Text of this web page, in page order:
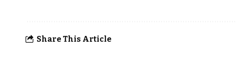
Share This Article